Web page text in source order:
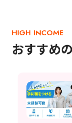
HIGH INCOME
おすすめ